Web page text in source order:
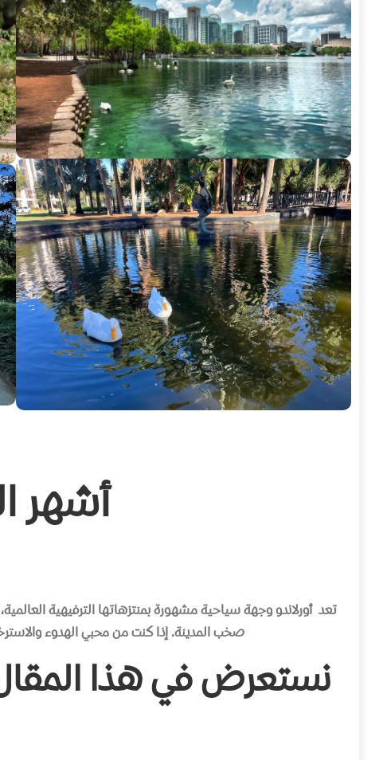
أشهر
تعد أورلاندو وجهة سياحية مشهورة بمنتزهاتها الترفيهية
صخب المدينة. إذا كنت من محبي الهدوء
نستعرضفيهذا